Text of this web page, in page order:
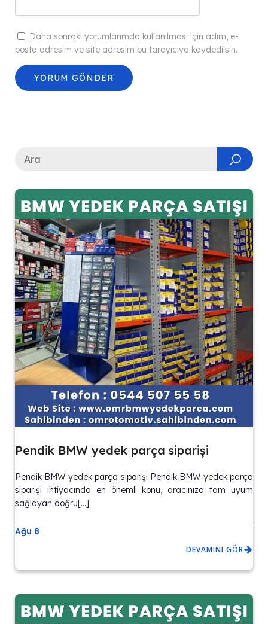
Daha sonraki yorumlarımda kullanılması için adım, e-
posta adresim ve site adresim bu tarayıcıya kaydedilsin.
Pendik BMW yedek parça siparişi
Pendik BMW yedek parça siparişi Pendik BMW yedek parça
siparişi ihtiyacında en önemli konu, aracınıza tam uyum
sağlayan doğru[…]
Ağu 8
DEVAMINI GÖR